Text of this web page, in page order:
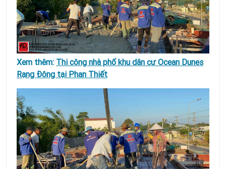
Xem thêm: Thi công nhà phố khu dân cư Ocean Dunes
Rạng Đông tại Phan Thiết